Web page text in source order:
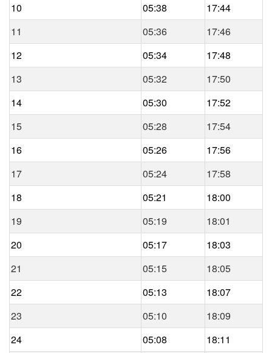
10
05:38
17:44
11
05:36
17:46
12
05:34
17:48
13
05:32
17:50
14
05:30
17:52
15
05:28
17:54
16
05:26
17:56
17
05:24
17:58
18
05:21
18:00
19
05:19
18:01
20
05:17
18:03
21
05:15
18:05
22
05:13
18:07
23
05:10
18:09
24
05:08
18:11